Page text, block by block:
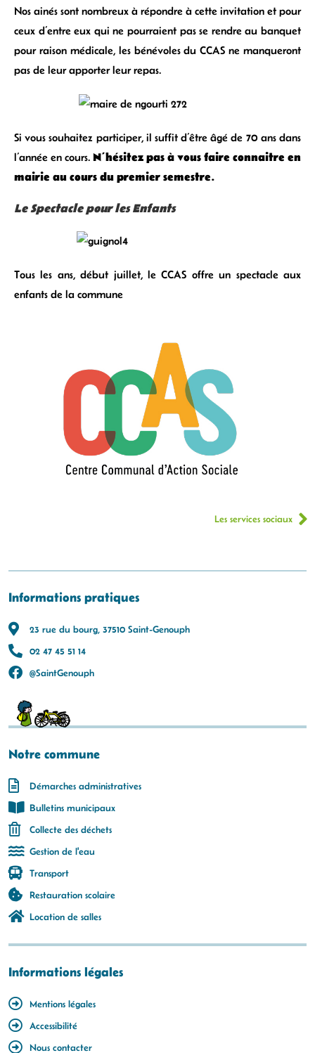
Nos ainés sont nombreux à répondre à cette invitation et pour
ceux d’entre eux qui ne pourraient pas se rendre au banquet
pour raison médicale, les bénévoles du CCAS ne manqueront
pas de leur apporter leur repas.
Si vous souhaitez participer, il suffit d’être âgé de 70 ans dans
l’année en cours. N’hésitez pas à vous faire connaitre en
mairie au cours du premier semestre.
Le Spectacle pour les Enfants
Tous les ans, début juillet, le CCAS offre un spectacle aux
enfants de la commune
Les services sociaux
Informations pratiques
23 rue du bourg, 37510 Saint-Genouph
02 47 45 51 14
@SaintGenouph
Notre commune
Démarches administratives
Bulletins municipaux
Collecte des déchets
Gestion de l'eau
Transport
Restauration scolaire
Location de salles
Informations légales
Mentions légales
Accessibilité
Nous contacter